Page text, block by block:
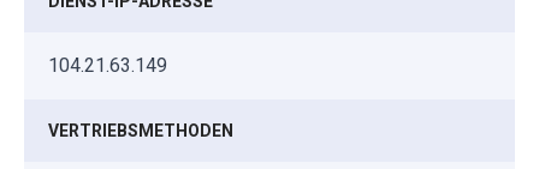
104.21.63.149
VERTRIEBSMETHODEN